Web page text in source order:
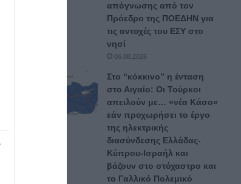
απόγνωσης από τον
Πρόεδρο της ΠΟΕΔΗΝ για
τις αντοχές του ΕΣΥ στο
νησί
06.08.2026
Στο “κόκκινο” η ένταση
στο Αιγαίο: Οι Τούρκοι
απειλούν με… «νέα Κάσο»
εάν προχωρήσει το έργο
της ηλεκτρικής
διασύνδεσης Ελλάδας-
Κύπρου-Ισραήλ και
βάζουν στο στόχαστρο και
το Γαλλικό Πολεμικό